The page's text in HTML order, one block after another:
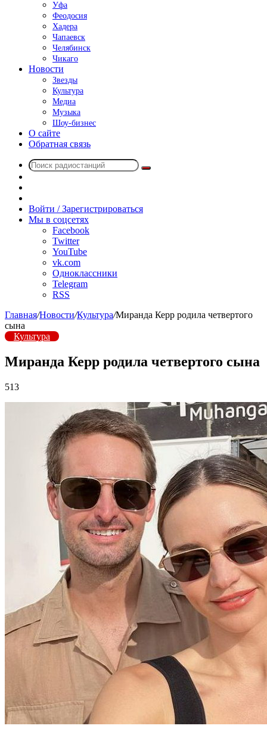
Уфа
Феодосия
Хадера
Чапаевск
Челябинск
Чикаго
Новости
Звезды
Культура
Медиа
Музыка
Шоу-бизнес
О сайте
Обратная связь
Поиск
радио
Войти / Зарегистрироваться
Мы в соцсетях
Facebook
Twitter
YouTube
vk.com
Одноклассники
Telegram
RSS
Главная/Новости/Культура/Миранда Керр родила четвертого
сына
Культура
Миранда Керр родила четвертого сына
513